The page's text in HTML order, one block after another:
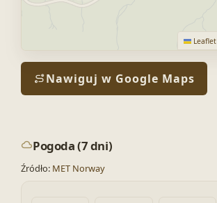
Leaflet
Nawiguj w Google Maps
Pogoda (7 dni)
Źródło: MET Norway